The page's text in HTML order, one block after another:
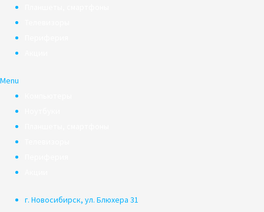
Menu
г. Новосибирск, ул. Блюхера 31